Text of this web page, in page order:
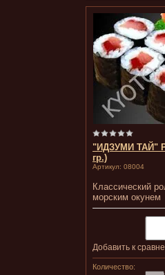
"ИДЗУМИ ТАЙ"
гр.)
Артикул: 08004
Классический
морским окунем
Добавить к
Количество: